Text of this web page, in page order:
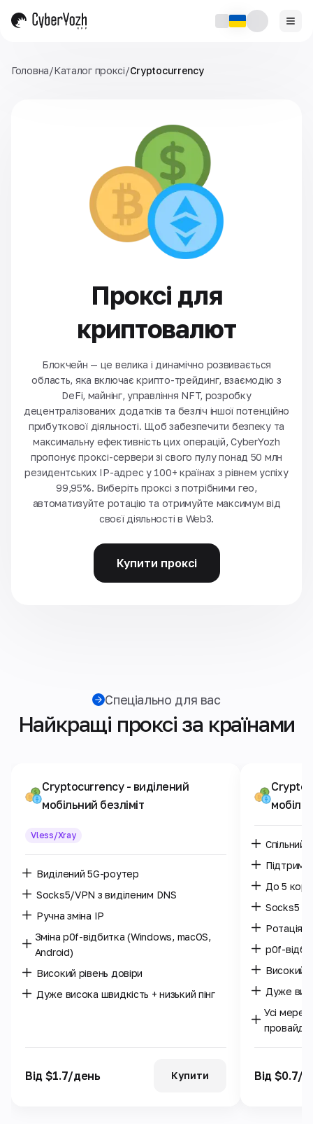
Головна/Каталог проксі/Cryptocurrency
Проксі для
криптовалют
Блокчейн — це велика і динамічно розвивається
область, яка включає крипто-трейдинг, взаємодію з
DeFi, майнінг, управління NFT, розробку
децентралізованих додатків та безліч іншої потенційно
прибуткової діяльності. Щоб забезпечити безпеку та
максимальну ефективність цих операцій, CyberYozh
пропонує проксі-сервери зі свого пулу понад 50 млн
резидентських IP-адрес у 100+ країнах з рівнем успіху
99,95%. Виберіть проксі з потрібними гео,
автоматизуйте ротацію та отримуйте максимум від
своєї діяльності в Web3.
Купити проксі
Спеціально для вас
Найкращі проксі за країнами
Cryptocurrency - виділений
мобільний безліміт
Vless/Xray
Виділений 5G-роутер
Socks5/VPN з виділеним DNS
Ручна зміна IP
Зміна p0f-відбитка (Windows, macOS,
Android)
Високий рівень довіри
Дуже висока швидкість + низький пінг
Від $1.7/день Купити
Спільний
До 5
Socks5 /
Ротація
p0f-
Високий
Дуже
Усі
Від $0.7/